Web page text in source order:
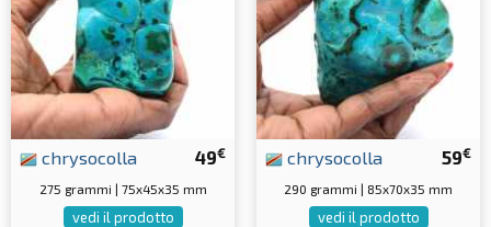
49€
chrysocolla
275 grammi | 75x45x35 mm
vedi il prodotto
59€
chrysocolla
290 grammi | 85x70x35 mm
vedi il prodotto